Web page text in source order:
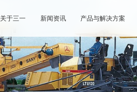
关于三一 新闻资讯 产品与解决方案